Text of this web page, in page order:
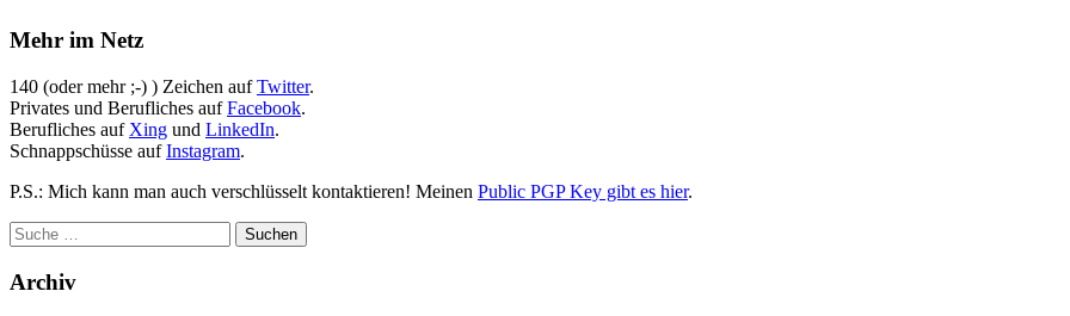
Mehr im Netz
140 (oder mehr ;-) ) Zeichen aufTwitter.
Privates und Berufliches aufFacebook.
Berufliches auf Xing und LinkedIn.
Schnappschüsse aufInstagram.
P.S.: Mich kann man auch verschlüsselt kontaktieren! Meinen Public PGP Key gibt es hier.
Archiv